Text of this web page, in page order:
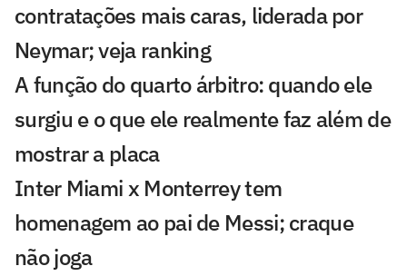
contratações mais caras, liderada por
Neymar; veja ranking
A função do quarto árbitro: quando ele
surgiu e o que ele realmente faz além de
mostrar a placa
Inter Miami x Monterrey tem
homenagem ao pai de Messi; craque
não joga